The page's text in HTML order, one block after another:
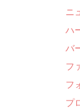
ニ
ハ
バ
フ
フ
プ